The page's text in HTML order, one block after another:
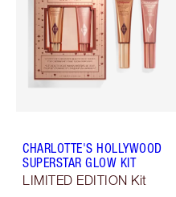
CHARLOTTE'S HOLLYWOOD
SUPERSTAR GLOW KIT
LIMITED EDITION Kit